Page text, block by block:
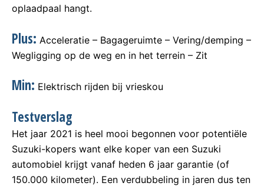
oplaadpaal hangt.
Plus: Acceleratie – Bagageruimte – Vering/demping –
Wegligging op de weg en in het terrein – Zit
Min: Elektrisch rijden bij vrieskou
Testverslag
Het jaar 2021 is heel mooi begonnen voor potentiële
Suzuki-kopers want elke koper van een Suzuki
automobiel krijgt vanaf heden 6 jaar garantie (of
150.000 kilometer). Een verdubbeling in jaren dus ten